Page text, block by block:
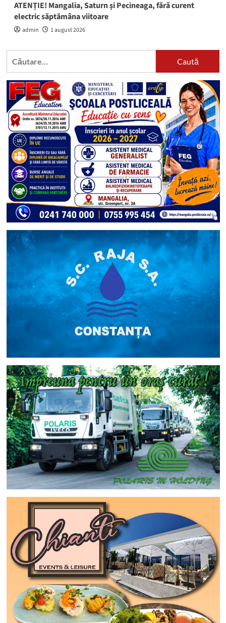
ATENȚIE! Mangalia, Saturn și Pecineaga, fără curent
electric săptămâna viitoare
admin 1 august 2026
Caută